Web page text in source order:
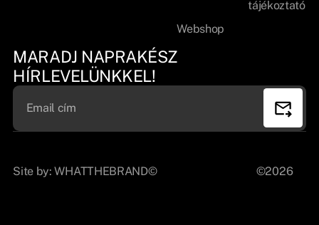
Webshop
tájékoztató
MARADJ NAPRAKÉSZ
HÍRLEVELÜNKKEL!
Site by:WHATTHEBRAND© ©2026